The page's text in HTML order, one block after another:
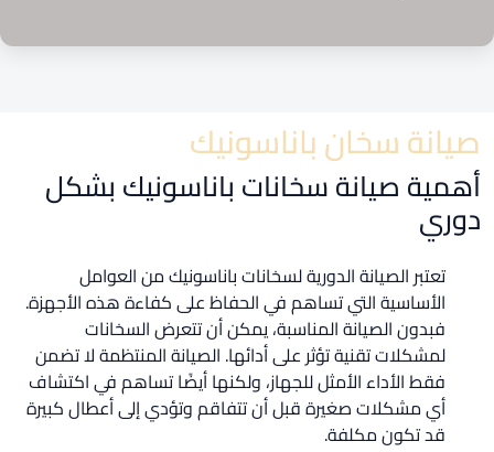
صيانة سخان باناسونيك
أهمية صيانة سخانات باناسونيك بشكل
دوري
تعتبر الصيانة الدورية لسخانات باناسونيك من العوامل
الأساسية التي تساهم في الحفاظ على كفاءة هذه الأجهزة.
فبدون الصيانة المناسبة، يمكن أن تتعرض السخانات
لمشكلات تقنية تؤثر على أدائها. الصيانة المنتظمة لا تضمن
فقط الأداء الأمثل للجهاز، ولكنها أيضًا تساهم في اكتشاف
أي مشكلات صغيرة قبل أن تتفاقم وتؤدي إلى أعطال كبيرة
قد تكون مكلفة.